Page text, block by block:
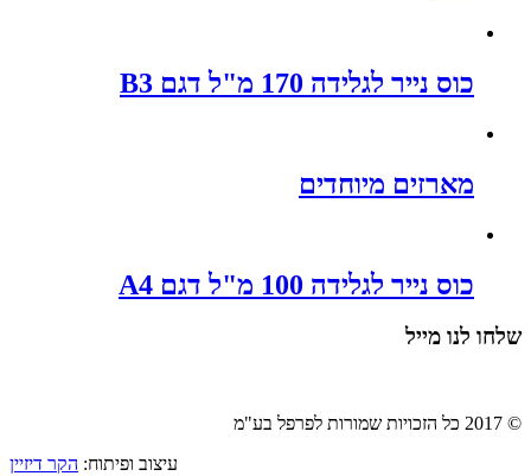
כוס נייר לגלידה 170 מ"ל דגם B3
מארזים מיוחדים
כוס נייר לגלידה 100 מ"ל דגם A4
שלחו לנו מייל
© 2017 כל הזכויות שמורות לפרפל בע"מ
עיצוב ופיתוח: הקר דיזיין